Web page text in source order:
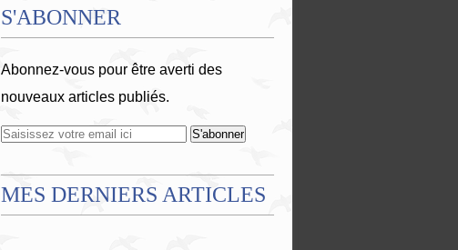
S'ABONNER
Abonnez-vous pour être averti des
nouveaux articles publiés.
MES DERNIERS ARTICLES